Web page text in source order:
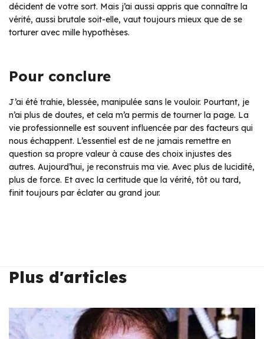
décident de votre sort. Mais j’ai aussi appris que connaître la
vérité, aussi brutale soit-elle, vaut toujours mieux que de se
torturer avec mille hypothèses.
Pour conclure
J’ai été trahie, blessée, manipulée sans le vouloir. Pourtant, je
n’ai plus de doutes, et cela m’a permis de tourner la page. La
vie professionnelle est souvent influencée par des facteurs qui
nous échappent. L’essentiel est de ne jamais remettre en
question sa propre valeur à cause des choix injustes des
autres. Aujourd’hui, je reconstruis ma vie. Avec plus de lucidité,
plus de force. Et avec la certitude que la vérité, tôt ou tard,
finit toujours par éclater au grand jour.
Plus d'articles